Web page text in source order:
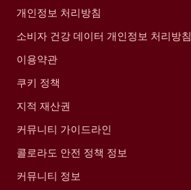
개인정보 처리방침
소비자 건강 데이터 개인정보 처리방침
이용약관
쿠키 정책
지적 재산권
커뮤니티 가이드라인
콜로라도 안전 정책 정보
커뮤니티 정보